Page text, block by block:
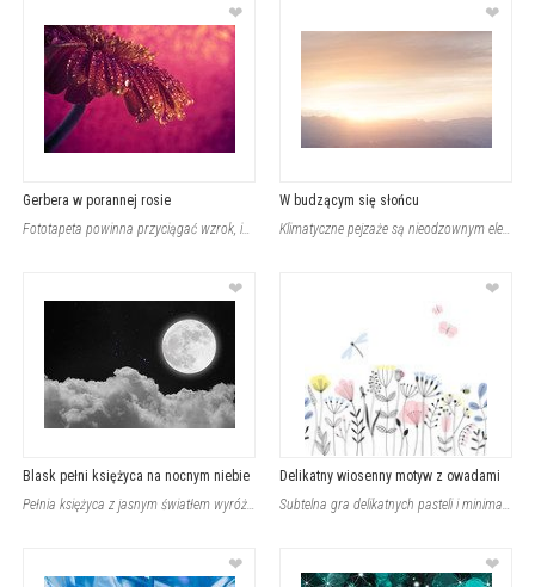
❤
Gerbera w porannej rosie
Fototapeta powinna przyciągać wzrok, intrygować jak i zachwycać. Jak można osiąg
❤
W budzącym się słońcu
❤
Blask pełni księżyca na nocnym niebie
Pełnia księżyca z jasnym światłem wyróżnia się na tle nocnego nieba, rozświetlaj
❤
Delikatny wiosenny motyw z owadami
Subtelna gra delikatnych pasteli i minimalistycznych ilustracji nadaje wnętrzu l
❤ ❤